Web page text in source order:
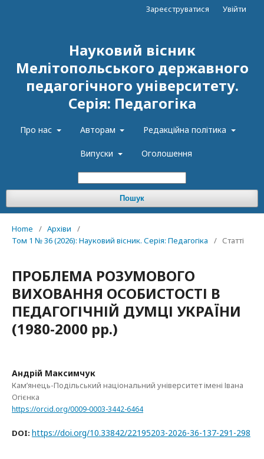
Науковий вісник
Мелітопольського державного
педагогічного університету.
Серія: Педагогіка
Про нас Авторам Редакційна політика
Випуски Оголошення
Пошук
Зареєструватися Увійти
Home / Архіви
/
Том 1 № 36 (2026): Науковий вісник. Серія: Педагогіка
/ Статті
ПРОБЛЕМА РОЗУМОВОГО
ВИХОВАННЯ ОСОБИСТОСТІ В
ПЕДАГОГІЧНІЙ ДУМЦІ УКРАЇНИ
(1980-2000 рр.)
Андрій Максимчук
Камʼянець-Подільський національний університет імені Івана
Огієнка
https://orcid.org/0009-0003-3442-6464
DOI: https://doi.org/10.33842/22195203-2026-36-137-291-298